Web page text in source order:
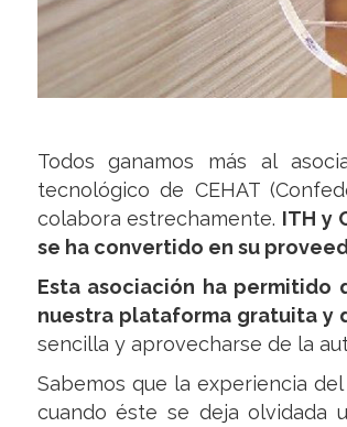
Todos ganamos más al
tecnológico de CEHAT
colabora estrechamente. ITH y
se ha convertido en su
Esta asociación ha
nuestra plataforma gratuita y
sencilla y aprovecharse de la
Sabemos que la experiencia
cuando éste se deja olvidada